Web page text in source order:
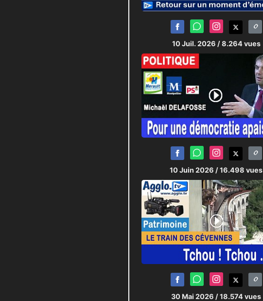
10 Juil. 2026 / 8.264 vues
10 Juin 2026 / 16.498 vues
30 Mai 2026 / 18.574 vues